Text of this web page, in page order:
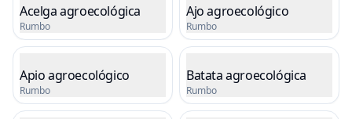
Acelga agroecológica
Rumbo
Cargando precio
Ajo agroecológico
Rumbo
Cargando precio
Apio agroecológico
Rumbo
Cargando precio
Batata agroecológica
Rumbo
Cargando precio